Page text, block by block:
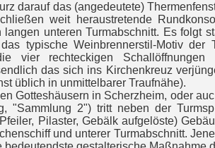
darauf das (angedeutete)
weit heraustretende
langen unteren Turmabschnitt. Es folgt
das typische Weinbrennerstil-Motiv
vier rechteckigen
das sich ins Kirchenkreuz
üblich in unmittelbarer Traufnähe).
Gotteshäusern in Scherzheim, oder
"Sammlung 2") tritt neben der
Pilaster, Gebälk aufgelöste)
und unterer Turmabschnitt.